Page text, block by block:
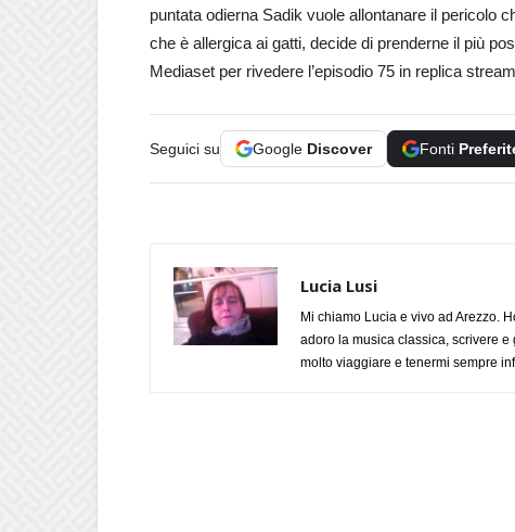
puntata odierna Sadik vuole allontanare il pericolo
che è allergica ai gatti, decide di prenderne il più
Mediaset per rivedere l’episodio 75 in replica
Seguici su Google Discover Fonti
Lucia Lusi
Mi chiamo Lucia e vivo ad Arezzo.
adoro la musica classica, scrivere
molto viaggiare e tenermi sempre